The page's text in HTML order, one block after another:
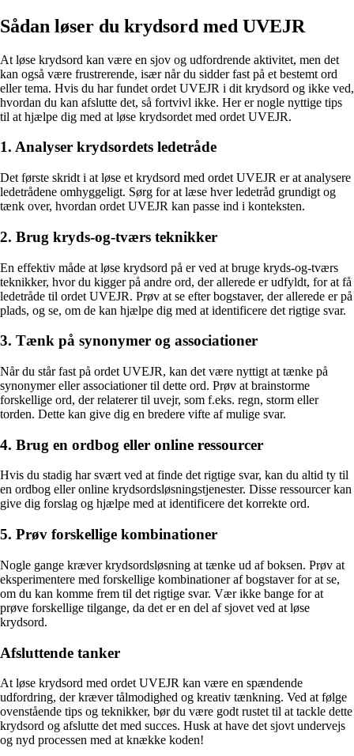
Sådan løser du krydsord med UVEJR
At løse krydsord kan være en sjov og udfordrende aktivitet, men det
kan også være frustrerende, især når du sidder fast på et bestemt ord
eller tema. Hvis du har fundet ordet UVEJR i dit krydsord og ikke ved,
hvordan du kan afslutte det, så fortvivl ikke. Her er nogle nyttige tips
til at hjælpe dig med at løse krydsordet med ordet UVEJR.
1. Analyser krydsordets ledetråde
Det første skridt i at løse et krydsord med ordet UVEJR er at analysere
ledetrådene omhyggeligt. Sørg for at læse hver ledetråd grundigt og
tænk over, hvordan ordet UVEJR kan passe ind i konteksten.
2. Brug kryds-og-tværs teknikker
En effektiv måde at løse krydsord på er ved at bruge kryds-og-tværs
teknikker, hvor du kigger på andre ord, der allerede er udfyldt, for at få
ledetråde til ordet UVEJR. Prøv at se efter bogstaver, der allerede er på
plads, og se, om de kan hjælpe dig med at identificere det rigtige svar.
3. Tænk på synonymer og associationer
Når du står fast på ordet UVEJR, kan det være nyttigt at tænke på
synonymer eller associationer til dette ord. Prøv at brainstorme
forskellige ord, der relaterer til uvejr, som f.eks. regn, storm eller
torden. Dette kan give dig en bredere vifte af mulige svar.
4. Brug en ordbog eller online ressourcer
Hvis du stadig har svært ved at finde det rigtige svar, kan du altid ty til
en ordbog eller online krydsordsløsningstjenester. Disse ressourcer kan
give dig forslag og hjælpe med at identificere det korrekte ord.
5. Prøv forskellige kombinationer
Nogle gange kræver krydsordsløsning at tænke ud af boksen. Prøv at
eksperimentere med forskellige kombinationer af bogstaver for at se,
om du kan komme frem til det rigtige svar. Vær ikke bange for at
prøve forskellige tilgange, da det er en del af sjovet ved at løse
krydsord.
Afsluttende tanker
At løse krydsord med ordet UVEJR kan være en spændende
udfordring, der kræver tålmodighed og kreativ tænkning. Ved at følge
ovenstående tips og teknikker, bør du være godt rustet til at tackle dette
krydsord og afslutte det med succes. Husk at have det sjovt undervejs
og nyd processen med at knække koden!